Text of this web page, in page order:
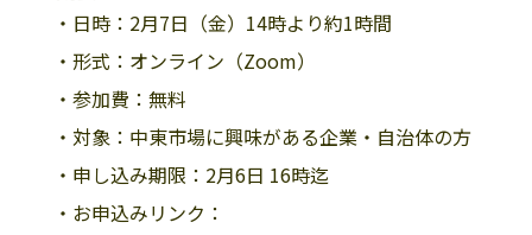
・日時：2月7日（金）14時より約1時間
・形式：オンライン（Zoom）
・参加費：無料
・対象：中東市場に興味がある企業・自治体の方
・申し込み期限：2月6日 16時迄
・お申込みリンク：